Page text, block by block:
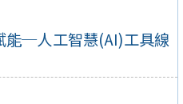
能─人工智慧(AI)工具線